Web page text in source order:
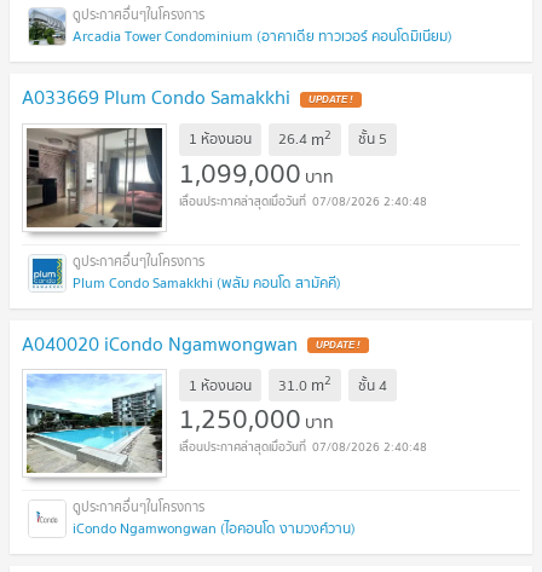
Arcadia Tower Condominium (อาคาเดีย ทาวเวอร์ คอนโดมิเนียม)
A033669 Plum Condo Samakkhi UPDATE !
1 ห้องนอน 26.4 m2 ชั้น 5
1,099,000 บาท
07/08/2026 2:40:48
Plum Condo Samakkhi (พลัม คอนโด สามัคคี)
A040020 iCondo Ngamwongwan UPDATE !
1 ห้องนอน 31.0 m2 ชั้น4
1,250,000 บาท
07/08/2026 2:40:48
iCondo Ngamwongwan (ไอคอนโด งามวงศ์วาน)